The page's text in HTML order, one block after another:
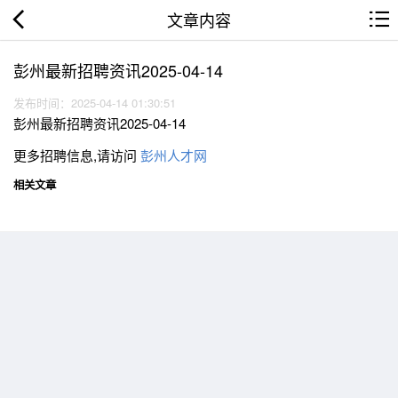
文章内容
彭州最新招聘资讯2025-04-14
发布时间：2025-04-14 01:30:51
彭州最新招聘资讯2025-04-14
更多招聘信息,请访问 彭州人才网
相关文章